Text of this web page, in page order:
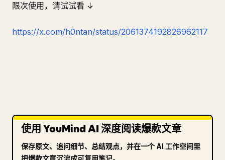
限次使用，请试试看 ↓
https://x.com/h0ntan/status/2061374192826962117
使用 YouMind AI 深度阅读爆款文章
保存原文、追问细节、总结观点，并在一个 AI 工作空间里
把爆款文章沉淀成可复用笔记。